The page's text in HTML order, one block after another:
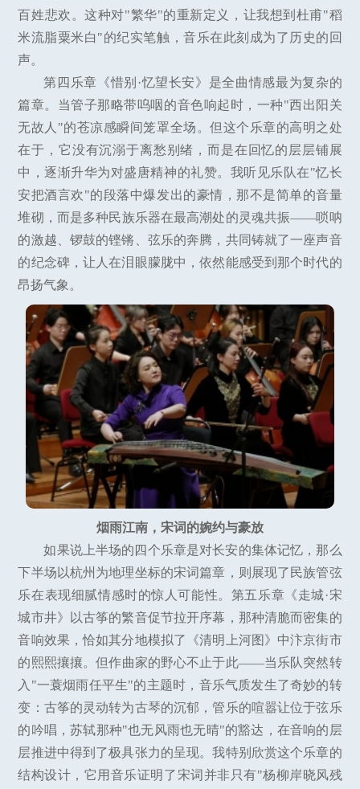
百姓悲欢。这种对"繁华"的重新定义，让我想到杜甫"稻
米流脂粟米白"的纪实笔触，音乐在此刻成为了历史的回
声。
第四乐章《惜别·忆望长安》是全曲情感最为复杂的
篇章。当管子那略带呜咽的音色响起时，一种"西出阳关
无故人"的苍凉感瞬间笼罩全场。但这个乐章的高明之处
在于，它没有沉溺于离愁别绪，而是在回忆的层层铺展
中，逐渐升华为对盛唐精神的礼赞。我听见乐队在"忆长
安把酒言欢"的段落中爆发出的豪情，那不是简单的音量
堆砌，而是多种民族乐器在最高潮处的灵魂共振——唢呐
的激越、锣鼓的铿锵、弦乐的奔腾，共同铸就了一座声音
的纪念碑，让人在泪眼朦胧中，依然能感受到那个时代的
昂扬气象。
烟雨江南，宋词的婉约与豪放
如果说上半场的四个乐章是对长安的集体记忆，那么
下半场以杭州为地理坐标的宋词篇章，则展现了民族管弦
乐在表现细腻情感时的惊人可能性。第五乐章《走城·宋
城市井》以古筝的繁音促节拉开序幕，那种清脆而密集的
音响效果，恰如其分地模拟了《清明上河图》中汴京街市
的熙熙攘攘。但作曲家的野心不止于此——当乐队突然转
入"一蓑烟雨任平生"的主题时，音乐气质发生了奇妙的转
变：古筝的灵动转为古琴的沉郁，管乐的喧嚣让位于弦乐
的吟唱，苏轼那种"也无风雨也无晴"的豁达，在音响的层
层推进中得到了极具张力的呈现。我特别欣赏这个乐章的
结构设计，它用音乐证明了宋词并非只有"杨柳岸晓风残